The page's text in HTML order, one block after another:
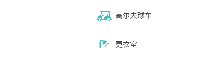
高尔夫球车
更衣室